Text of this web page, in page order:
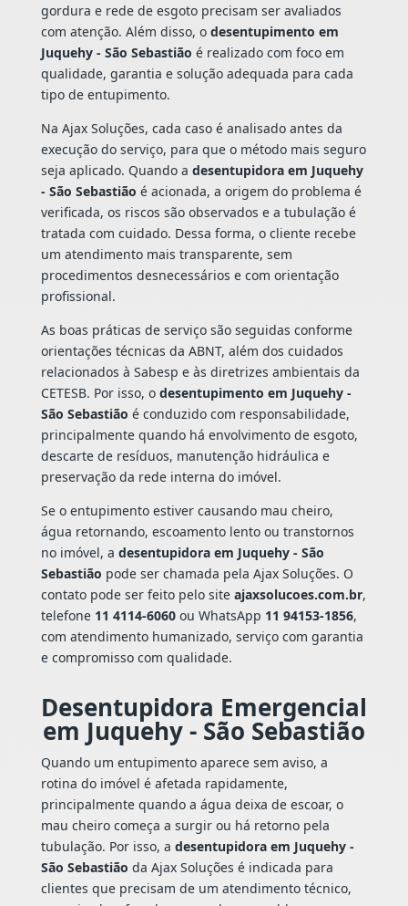
gordura e rede de esgoto precisam ser avaliados
com atenção. Além disso, o desentupimento em
Juquehy - São Sebastião é realizado com foco em
qualidade, garantia e solução adequada para cada
tipo de entupimento.
Na Ajax Soluções, cada caso é analisado antes da
execução do serviço, para que o método mais seguro
seja aplicado. Quando a desentupidora em Juquehy
- São Sebastião é acionada, a origem do problema é
verificada, os riscos são observados e a tubulação é
tratada com cuidado. Dessa forma, o cliente recebe
um atendimento mais transparente, sem
procedimentos desnecessários e com orientação
profissional.
As boas práticas de serviço são seguidas conforme
orientações técnicas da ABNT, além dos cuidados
relacionados à Sabesp e às diretrizes ambientais da
CETESB. Por isso, o desentupimento em Juquehy -
São Sebastião é conduzido com responsabilidade,
principalmente quando há envolvimento de esgoto,
descarte de resíduos, manutenção hidráulica e
preservação da rede interna do imóvel.
Se o entupimento estiver causando mau cheiro,
água retornando, escoamento lento ou transtornos
no imóvel, a desentupidora em Juquehy - São
Sebastião pode ser chamada pela Ajax Soluções. O
contato pode ser feito pelo site ajaxsolucoes.com.br,
telefone 11 4114-6060ou WhatsApp 11 94153-1856,
com atendimento humanizado, serviço com garantia
e compromisso com qualidade.
Desentupidora Emergencial
em Juquehy - São Sebastião
Quando um entupimento aparece sem aviso, a
rotina do imóvel é afetada rapidamente,
principalmente quando a água deixa de escoar, o
mau cheiro começa a surgir ou há retorno pela
tubulação. Por isso, a desentupidora em Juquehy -
São Sebastião da Ajax Soluções é indicada para
clientes que precisam de um atendimento técnico,